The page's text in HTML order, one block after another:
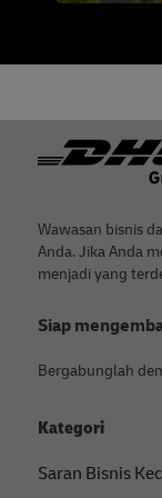
Footer
Wawasan bisnis
Anda. Jika Anda
menjadi yang
Siap
Bergabunglah
Kategori
Saran Bisnis